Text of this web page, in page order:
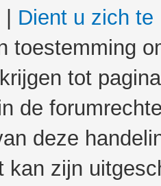
Dient u zich te
toestemming
tot
de
deze
kan zijn